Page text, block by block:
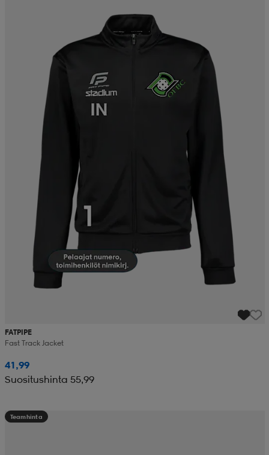
FATPIPE
Fast Track Jacket
41,99
Suositushinta 55,99
Teamhinta